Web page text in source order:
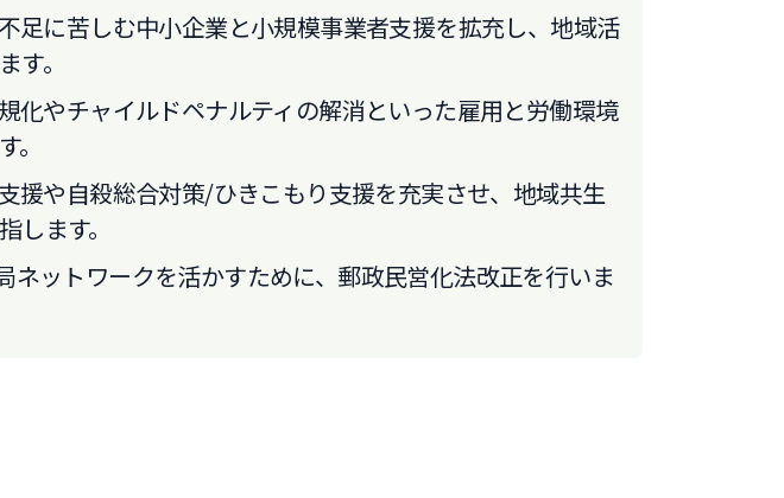
足に苦しむ中小企業と小規模事業者支援を拡充し、地域活
す。
化やチャイルドペナルティの解消といった雇用と労働環境
。
援や自殺総合対策/ひきこもり支援を充実させ、地域共生
します。
ネットワークを活かすために、郵政民営化法改正を行いま